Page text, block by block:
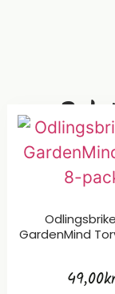
GardenMind
49,00